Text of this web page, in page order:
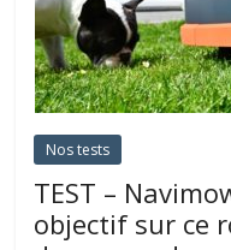
Nos tests
TEST –
objectif sur ce